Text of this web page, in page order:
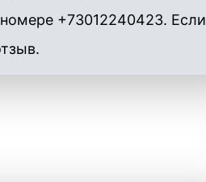
+73012240423. Если